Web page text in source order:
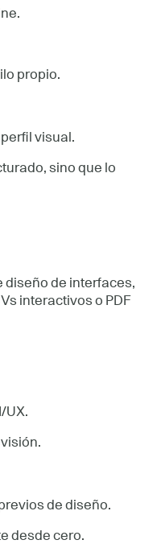
propio.
visual.
sino que lo
diseño de interfaces,
interactivos o PDF
UX.
de diseño.
desde cero.